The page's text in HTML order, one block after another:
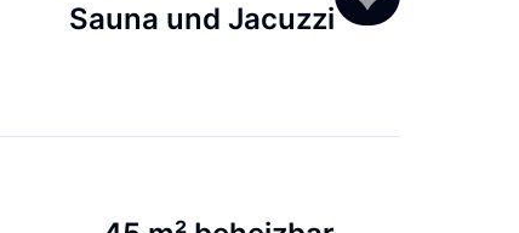
Sauna und Jacuzzi